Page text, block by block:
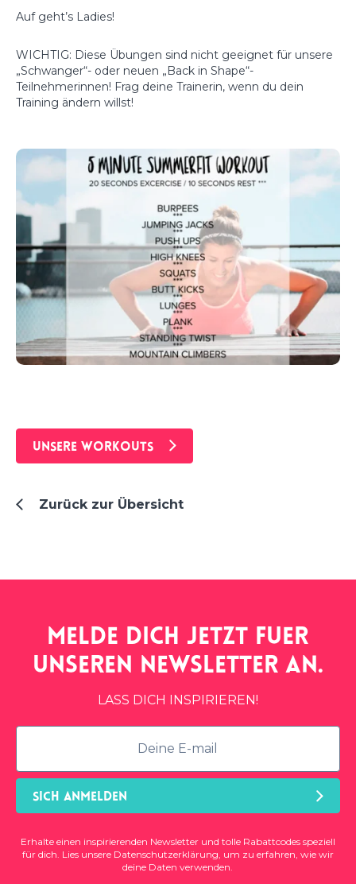
Auf geht’s Ladies!
WICHTIG: Diese Übungen sind nicht geeignet für unsere
„Schwanger“- oder neuen „Back in Shape“-
Teilnehmerinnen! Frag deine Trainerin, wenn du dein
Training ändern willst!
UNSERE WORKOUTS
Zurück zur Übersicht
Melde dich jetzt fuer
unseren newsletteran.
LASS DICH INSPIRIEREN!
SICH ANMELDEN
Erhalte einen inspirierenden Newsletter und tolle Rabattcodes speziell
für dich. Lies unsere Datenschutzerklärung , um zu erfahren, wie wir
deine Daten verwenden.